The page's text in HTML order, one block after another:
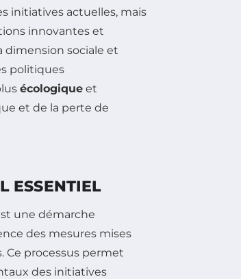
initiatives actuelles, mais
innovantes et
dimension sociale et
politiques
écologique et
et de la perte de
ESSENTIEL
une démarche
des mesures mises
Ce processus permet
des initiatives